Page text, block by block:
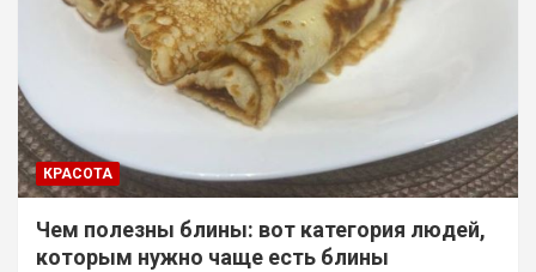
КРАСОТА
Чем полезны блины: вот категория людей,
которым нужно чаще есть блины